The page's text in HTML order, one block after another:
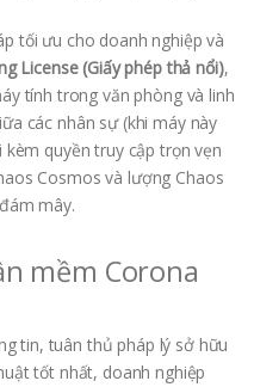
tối ưu cho doanh nghiệp và
License (Giấy phép thả nổi),
tính trong văn phòng và linh
các nhân sự (khi máy này
quyền truy cập trọn vẹn
Cosmos và lượng Chaos
mây.
mềm Corona
tin, tuân thủ pháp lý sở hữu
tốt nhất, doanh nghiệp